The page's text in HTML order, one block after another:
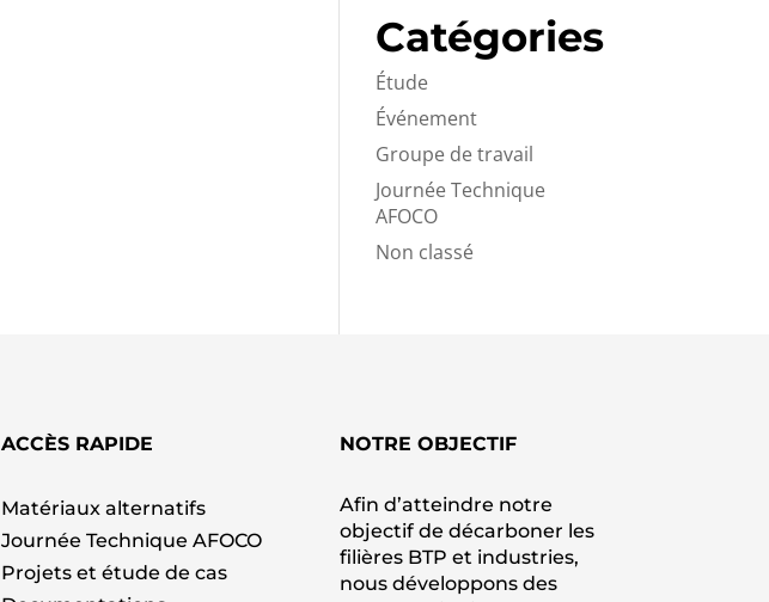
Catégories
Étude
Événement
Groupe de travail
Journée Technique
AFOCO
Non classé
ACCÈS RAPIDE
Matériaux alternatifs
Journée Technique AFOCO
Projets et étude de cas
NOTRE OBJECTIF
Afin d’atteindre notre
objectif de décarboner les
filières BTP et industries,
nous développons des